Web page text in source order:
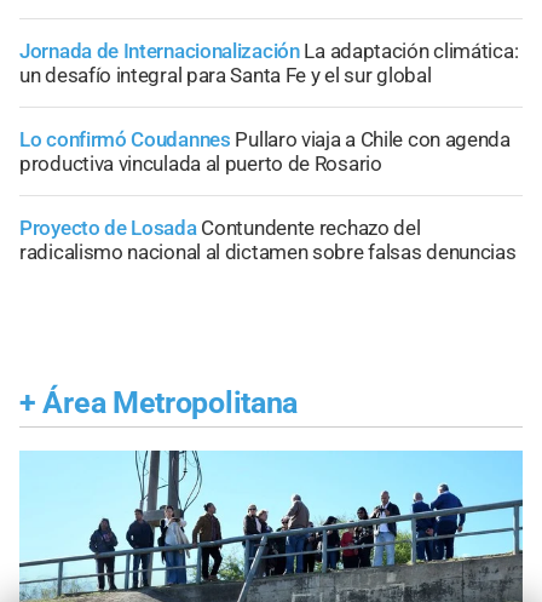
Jornada de Internacionalización La adaptación climática:
un desafío integral para Santa Fe y el sur global
Lo confirmó Coudannes Pullaro viaja a Chile con agenda
productiva vinculada al puerto de Rosario
Proyecto de Losada Contundente rechazo del
radicalismo nacional al dictamen sobre falsas denuncias
+ Área Metropolitana